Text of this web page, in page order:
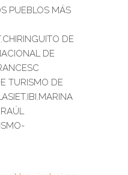
PUEBLOS MÁS
,CHIRINGUITO DE
DE
TURISMO DE
,IBI,MARINA
RAÚL